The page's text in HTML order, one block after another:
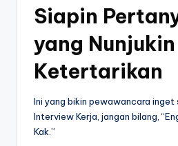
Siapin
yang Nunjukin
Ketertarikan
Ini yang bikin pewawancara inget
Interview Kerja, jangan bilang,
Kak.”